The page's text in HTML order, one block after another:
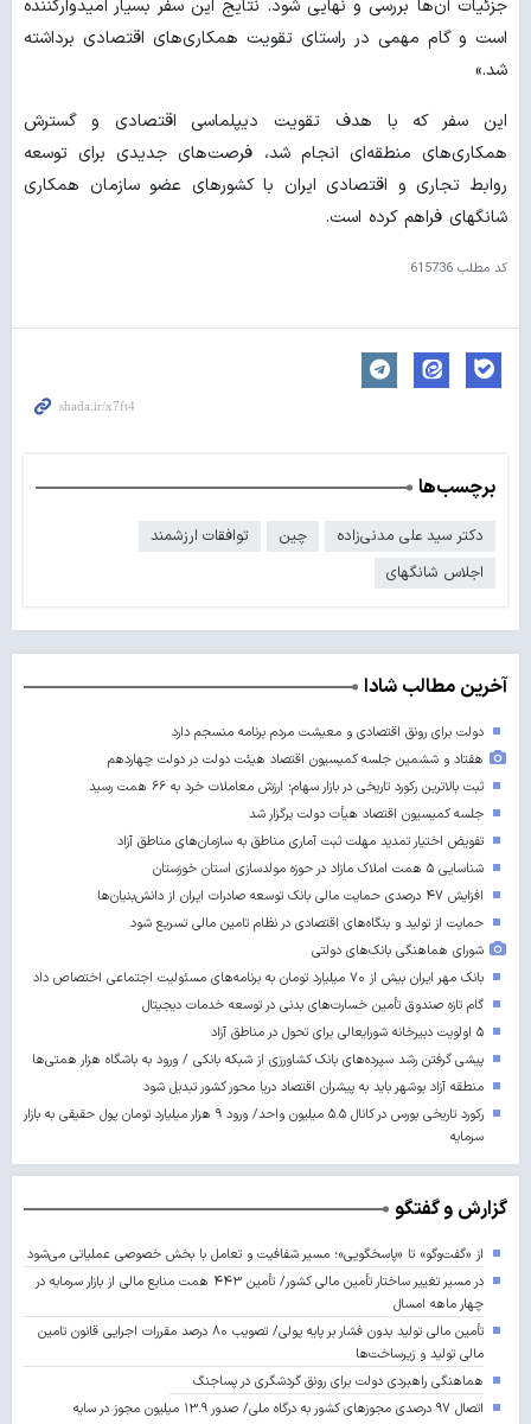
جزئیات آن‌ها بررسی و نهایی شود. نتایج این سفر بسیار امیدوارکننده
است و گام مهمی در راستای تقویت همکاری‌های اقتصادی برداشته
شد.»
این سفر که با هدف تقویت دیپلماسی اقتصادی و گسترش
همکاری‌های منطقه‌ای انجام شد، فرصت‌های جدیدی برای توسعه
روابط تجاری و اقتصادی ایران با کشورهای عضو سازمان همکاری
شانگهای فراهم کرده است.
کد مطلب 615736
برچسب‌ها
دکتر سید علی مدنی‌زاده چین
توافقات ارزشمند
اجلاس شانگهای
آخرین مطالب شادا
دولت برای رونق اقتصادی و معیشت مردم برنامه منسجم دارد
هفتاد و ششمین جلسه کمیسیون اقتصاد هیئت دولت در دولت چهاردهم
ثبت بالاترین رکورد تاریخی در بازار سهام؛ ارزش معاملات خرد به ۶۶ همت رسید
جلسه کمیسیون اقتصاد هیأت دولت برگزار شد
تفویض اختیار تمدید مهلت ثبت آماری مناطق به سازمان‌های مناطق آزاد
شناسایی ۵ همت املاک مازاد در حوزه مولدسازی استان خوزستان
افزایش ۴۷ درصدی حمایت مالی بانک توسعه صادرات ایران از دانش‌بنیان‌ها
حمایت از تولید و بنگاه‌های اقتصادی در نظام تامین مالی تسریع شود
شورای هماهنگی بانک‌های دولتی
بانک مهر ایران بیش از ۷۰ میلیارد تومان به برنامه‌های مسئولیت اجتماعی اختصاص داد
گام تازه صندوق تأمین خسارت‌های بدنی در توسعه خدمات دیجیتال
۵ اولویت دبیرخانه شورایعالی برای تحول در مناطق آزاد
پیشی گرفتن رشد سپرده‌های بانک کشاورزی از شبکه بانکی / ورود به باشگاه هزار همتی‌ها
منطقه آزاد بوشهر باید به پیشران اقتصاد دریا محور کشور تبدیل شود
رکورد تاریخی بورس در کانال ۵.۵ میلیون واحد/ ورود ۹ هزار میلیارد تومان پول حقیقی به بازار
سرمایه
گزارش و گفتگو
از «گفت‌وگو» تا «پاسخگویی»؛ مسیر شفافیت و تعامل با بخش خصوصی عملیاتی می‌شود
در مسیر تغییر ساختار تأمین مالی کشور/ تأمین ۴۴۳ همت منابع مالی از بازار سرمایه در
چهار ماهه امسال
تأمین مالی تولید بدون فشار بر پایه پولی/ تصویب ۸۰ درصد مقررات اجرایی قانون تامین
مالی تولید و زیرساخت‌ها
هماهنگی راهبردی دولت برای رونق گردشگری در پساجنگ
اتصال ۹۷ درصدی مجوزهای کشور به درگاه ملی/ صدور ۱۳.۹ میلیون مجوز در سایه